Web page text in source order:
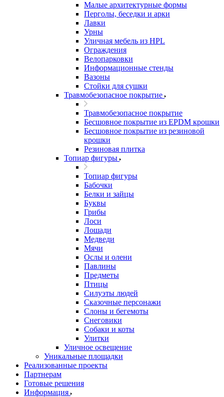
Малые архитектурные формы
Перголы, беседки и арки
Лавки
Урны
Уличная мебель из HPL
Ограждения
Велопарковки
Информационные стенды
Вазоны
Стойки для сушки
Травмобезопасное покрытие
Травмобезопасное покрытие
Бесшовное покрытие из EPDM крошки
Бесшовное покрытие из резиновой
крошки
Резиновая плитка
Топиар фигуры
Топиар фигуры
Бабочки
Белки и зайцы
Буквы
Грибы
Лоси
Лошади
Медведи
Мячи
Ослы и олени
Павлины
Предметы
Птицы
Силуэты людей
Сказочные персонажи
Слоны и бегемоты
Снеговики
Собаки и коты
Улитки
Уличное освещение
Уникальные площадки
Реализованные проекты
Партнерам
Готовые решения
Информация